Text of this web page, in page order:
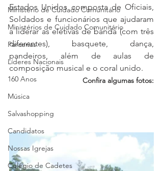
Ministério de Cuidado Comunitário
Ministérios de Cuidado Comunitário
Parcerias
Líderes Nacionais
160 Anos
Música
Salvashopping
Candidatos
Nossas Igrejas
Colégio de Cadetes
Estados Unidos composta de Oficiais,
Soldados e funcionários que ajudaram
a liderar as eletivas de banda (com três
diferentes), basquete, dança,
pandeiros, além de aulas de
composição musical e o coral unido.
Confira algumas fotos: